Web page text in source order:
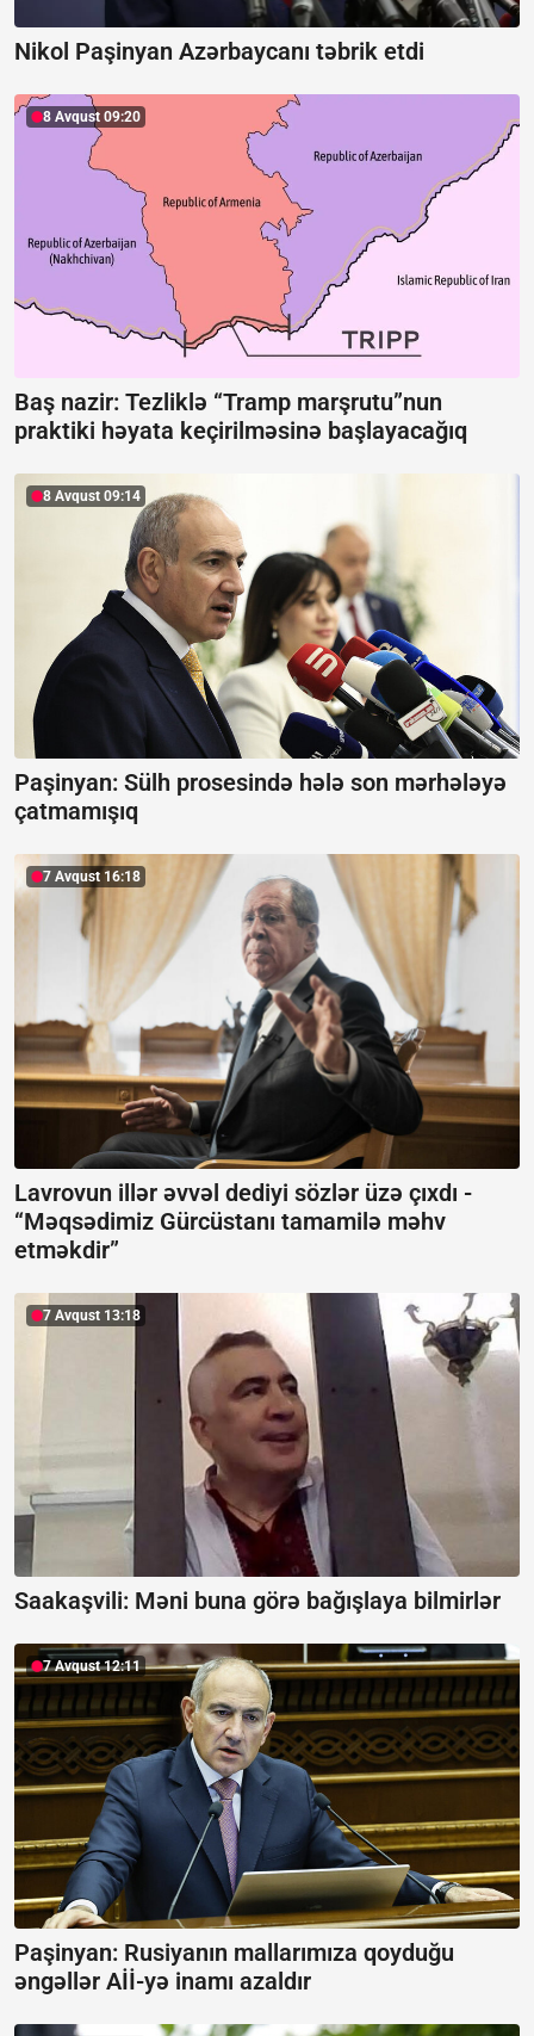
Nikol Paşinyan Azərbaycanı təbrik etdi
8 Avqust 09:20
Baş nazir: Tezliklə “Tramp marşrutu”nun
praktiki həyata keçirilməsinə başlayacağıq
8 Avqust 09:14
Paşinyan: Sülh prosesində hələ son mərhələyə
çatmamışıq
7 Avqust 16:18
Lavrovun illər əvvəl dediyi sözlər üzə çıxdı -
“Məqsədimiz Gürcüstanı tamamilə məhv
etməkdir”
7 Avqust 13:18
Saakaşvili: Məni buna görə bağışlaya bilmirlər
7 Avqust 12:11
Paşinyan: Rusiyanın mallarımıza qoyduğu
əngəllər Aİİ-yə inamı azaldır